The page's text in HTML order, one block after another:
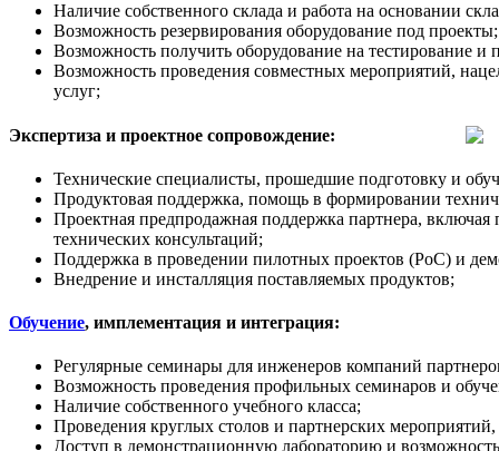
Наличие собственного склада и работа на основании
Возможность резервирования оборудование под проекты;
Возможность получить оборудование на тестирование и
Возможность проведения совместных мероприятий,
услуг;
Экспертиза и проектное сопровождение:
Технические специалисты, прошедшие подготовку и
Продуктовая поддержка, помощь в формировании
Проектная предпродажная поддержка партнера, включая
технических консультаций;
Поддержка в проведении пилотных проектов (PoC) и
Внедрение и инсталляция поставляемых продуктов;
Обучение, имплементация и интеграция:
Регулярные семинары для инженеров компаний
Возможность проведения профильных семинаров и
Наличие собственного учебного класса;
Проведения круглых столов и партнерских
Доступ в демонстрационную лабораторию и